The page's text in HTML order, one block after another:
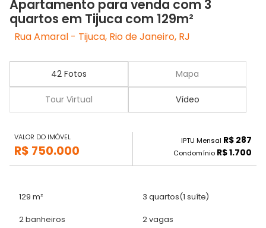
Apartamento para venda com 3
quartos em Tijuca com 129m²
Rua Amaral - Tijuca, Rio de Janeiro, RJ
42 Fotos Mapa
Tour Virtual Vídeo
VALOR DO IMÓVEL
R$ 750.000
IPTU Mensal R$ 287
Condomínio R$ 1.700
129 m² 3 quartos(1 suíte)
2 banheiros 2 vagas